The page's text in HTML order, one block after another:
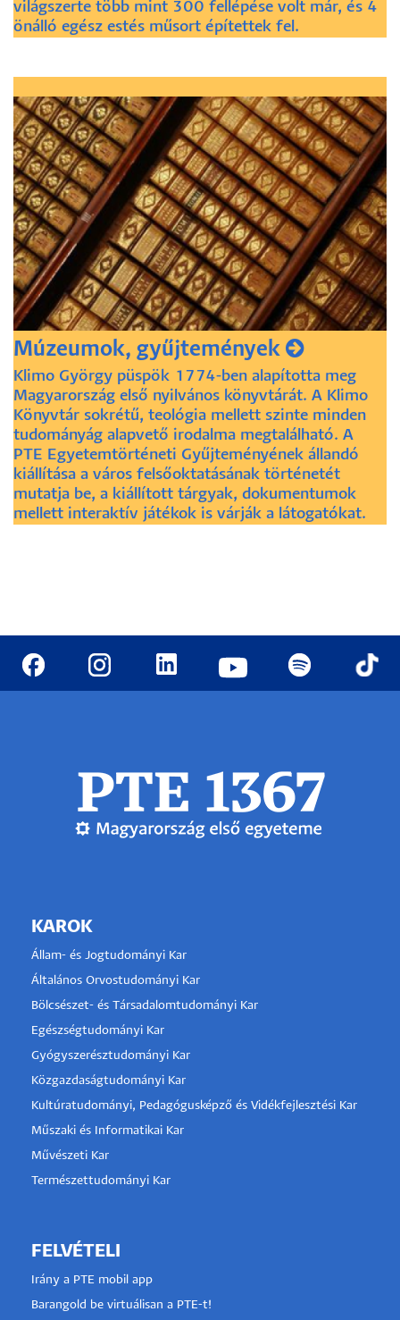
világszerte több mint 300 fellépése volt már, és 4
önálló egész estés műsort építettek fel.
Múzeumok, gyűjtemények
Klimo György püspök 1774-ben alapította meg
Magyarország első nyilvános könyvtárát. A Klimo
Könyvtár sokrétű, teológia mellett szinte minden
tudományág alapvető irodalma megtalálható. A
PTE Egyetemtörténeti Gyűjteményének állandó
kiállítása a város felsőoktatásának történetét
mutatja be, a kiállított tárgyak, dokumentumok
mellett interaktív játékok is várják a látogatókat.
KAROK
Állam- és Jogtudományi Kar
Általános Orvostudományi Kar
Bölcsészet- és Társadalomtudományi Kar
Egészségtudományi Kar
Gyógyszerésztudományi Kar
Közgazdaságtudományi Kar
Kultúratudományi, Pedagógusképző és Vidékfejlesztési Kar
Műszaki és Informatikai Kar
Művészeti Kar
Természettudományi Kar
FELVÉTELI
Irány a PTE mobil app
Barangold be virtuálisan a PTE-t!